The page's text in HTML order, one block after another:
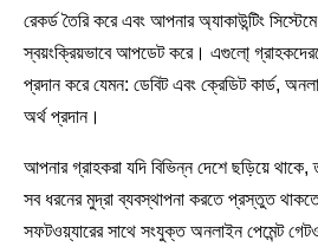
রেকর্ড তৈরি করে এবং আপনার অ্যাকাউন্টিং
স্বয়ংক্রিয়ভাবে আপডেট করে। এগুলো্
প্রদান করে যেমন: ডেবিট এবং ক্রেডিট কার্ড,
অর্থ প্রদান।
আপনার গ্রাহকরা যদি বিভিন্ন দেশে ছড়িয়ে
সব ধরনের মুদ্রা ব্যবস্থাপনা করতে প্রস্তুত
সফটওয়্যারের সাথে সংযুক্ত অনলাইন পেমেন্ট